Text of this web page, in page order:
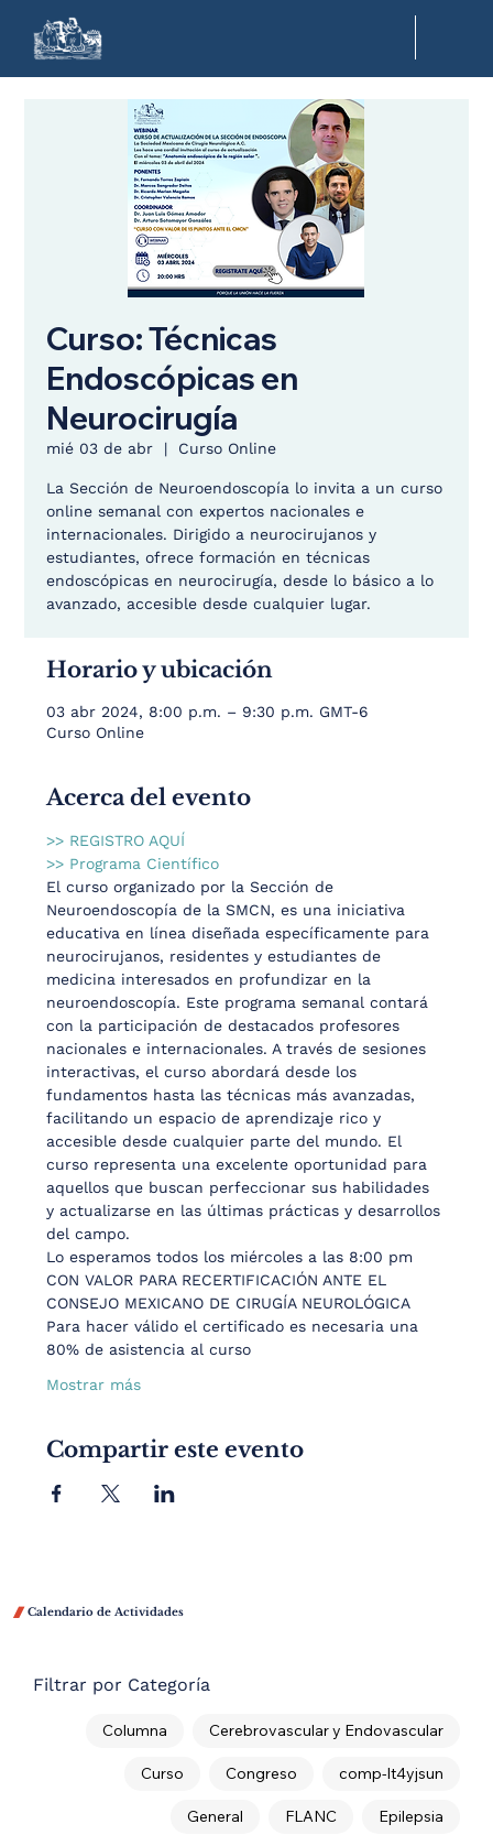
Filtrar por Categoría
Cerebrovascular y Endovascular
Columna
comp-lt4yjsun
Congreso
Curso
Epilepsia
FLANC
General
 Calendario de Actividades
Curso: Técnicas
Endoscópicas en
Neurocirugía
mié 03 de abr
  |
Curso Online
La Sección de Neuroendoscopía lo invita a un curso
online semanal con expertos nacionales e
internacionales. Dirigido a neurocirujanos y
estudiantes, ofrece formación en técnicas
endoscópicas en neurocirugía, desde lo básico a lo
avanzado, accesible desde cualquier lugar.
Horario y ubicación
03 abr 2024, 8:00 p.m. – 9:30 p.m. GMT-6
Curso Online
Acerca del evento
>> REGISTRO AQUÍ
>> Programa Científico
El curso organizado por la Sección de
Neuroendoscopía de la SMCN, es una iniciativa
educativa en línea diseñada específicamente para
neurocirujanos, residentes y estudiantes de
medicina interesados en profundizar en la
neuroendoscopía. Este programa semanal contará
con la participación de destacados profesores
nacionales e internacionales. A través de sesiones
interactivas, el curso abordará desde los
fundamentos hasta las técnicas más avanzadas,
facilitando un espacio de aprendizaje rico y
accesible desde cualquier parte del mundo. El
curso representa una excelente oportunidad para
aquellos que buscan perfeccionar sus habilidades
y actualizarse en las últimas prácticas y desarrollos
del campo.
Lo esperamos todos los miércoles a las 8:00 pm
CON VALOR PARA RECERTIFICACIÓN ANTE EL
CONSEJO MEXICANO DE CIRUGÍA NEUROLÓGICA
Para hacer válido el certificado es necesaria una
80% de asistencia al curso
Mostrar más
Compartir este evento